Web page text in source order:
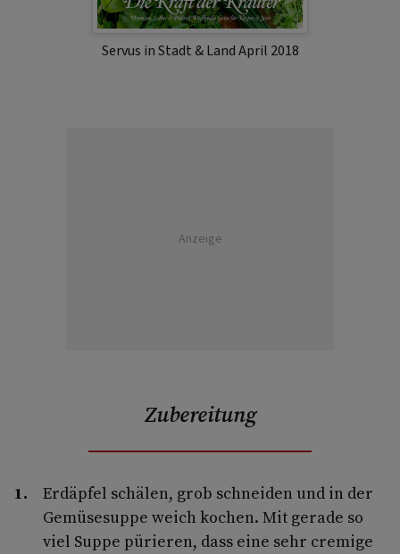
Servus in Stadt & Land April 2018
Anzeige
Zubereitung
Erdäpfel schälen, grob schneiden und in der
Gemüsesuppe weich kochen. Mit gerade so
viel Suppe pürieren, dass eine sehr cremige